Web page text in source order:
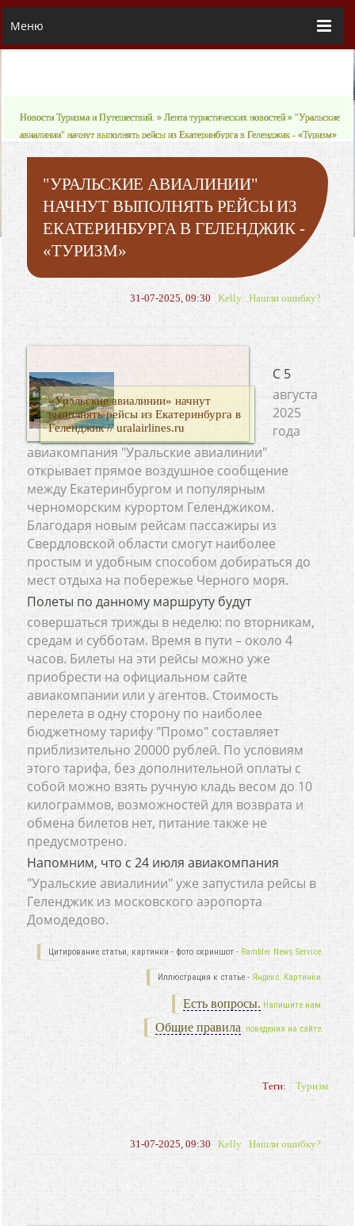
Меню
Новости Туризма и Путешествий. »Лента туристических новостей » "Уральские
авиалинии" начнут выполнять рейсы из Екатеринбурга в Геленджик - «Туризм»
"УРАЛЬСКИЕ АВИАЛИНИИ"
НАЧНУТ ВЫПОЛНЯТЬ РЕЙСЫ ИЗ
ЕКАТЕРИНБУРГА В ГЕЛЕНДЖИК -
«ТУРИЗМ»
31-07-2025, 09:30 Kelly Нашли ошибку?
«Уральские авиалинии» начнут
выполнять рейсы из Екатеринбурга в
Геленджик // uralairlines.ru
C 5
августа
2025
года
авиакомпания "Уральские авиалинии"
открывает прямое воздушное сообщение
между Екатеринбургом и популярным
черноморским курортом Геленджиком.
Благодаря новым рейсам пассажиры из
Свердловской области смогут наиболее
простым и удобным способом добираться до
мест отдыха на побережье Черного моря.
Полеты по данному маршруту будут
совершаться трижды в неделю: по вторникам,
средам и субботам. Время в пути – около 4
часов. Билеты на эти рейсы можно уже
приобрести на официальном сайте
авиакомпании или у агентов. Стоимость
перелета в одну сторону по наиболее
бюджетному тарифу "Промо" составляет
приблизительно 20000 рублей. По условиям
этого тарифа, без дополнительной оплаты с
собой можно взять ручную кладь весом до 10
килограммов, возможностей для возврата и
обмена билетов нет, питание также не
предусмотрено.
Напомним, что с 24 июля авиакомпания
"Уральские авиалинии" уже запустила рейсы в
Геленджик из московского аэропорта
Домодедово.
Цитирование статьи, картинки - фото скриншот - Rambler News Service.
Иллюстрация к статье - Яндекс. Картинки.
Есть вопросы. Напишите нам.
Общие правила поведения на сайте.
Теги: Туризм
31-07-2025, 09:30 Kelly Нашли ошибку?